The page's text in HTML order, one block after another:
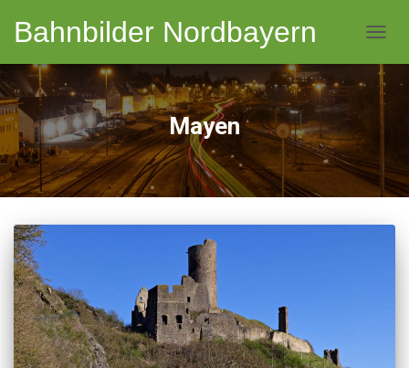
Bahnbilder Nordbayern
Mayen